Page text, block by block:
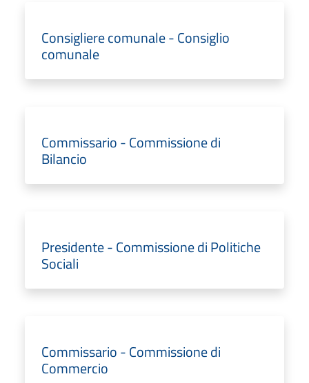
Consigliere comunale - Consiglio
comunale
Commissario - Commissione di
Bilancio
Presidente - Commissione di Politiche
Sociali
Commissario - Commissione di
Commercio